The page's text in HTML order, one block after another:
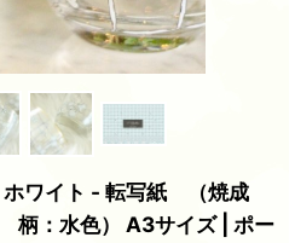
ホワイト - 転写紙 （焼成
柄：水色） A3サイズ | ポー